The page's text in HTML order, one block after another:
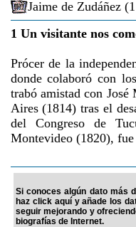
Jaime de Zudáñez
1 Un visitante nos
Prócer de la
donde colaboró con
trabó amistad con
Aires (1814) tras el
del Congreso de
Montevideo (1820),
Si conoces algún dato más
haz click aquí y añade los
seguir mejorando y
biografías de Internet.